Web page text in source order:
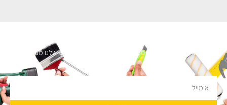
השארו מעודכנים
מעוניינים לקבל עדכונים על מבצעים והנחות הירשמו לניוזלטר שלנו מבטיחים לא